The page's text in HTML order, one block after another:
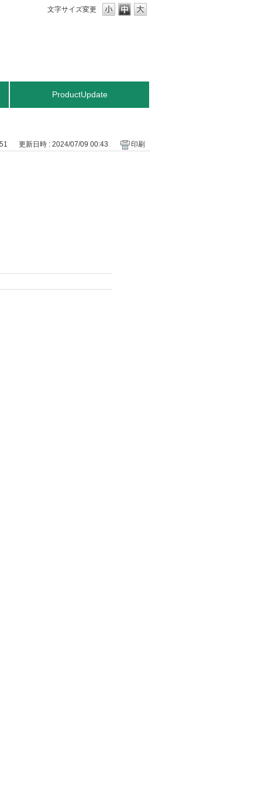
文字サイズ変更
ProductUpdate
更新日時 : 2024/07/09 00:43 印刷